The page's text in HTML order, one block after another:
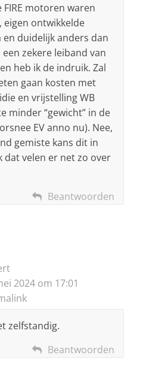
motoren waren
eigen ontwikkelde
duidelijk anders dan
zekere leiband van
heb ik de indruik. Zal
gaan kosten met
en vrijstelling WB
minder “gewicht” in de
EV anno nu). Nee,
gemiste kans dit in
dat velen er net zo over
Beantwoorden
2024 om 17:01
zelfstandig.
Beantwoorden